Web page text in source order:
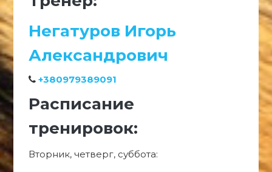
Негатуров Игорь
Александрович
+380979389091
Расписание
тренировок:
Вторник, четверг, суббота: